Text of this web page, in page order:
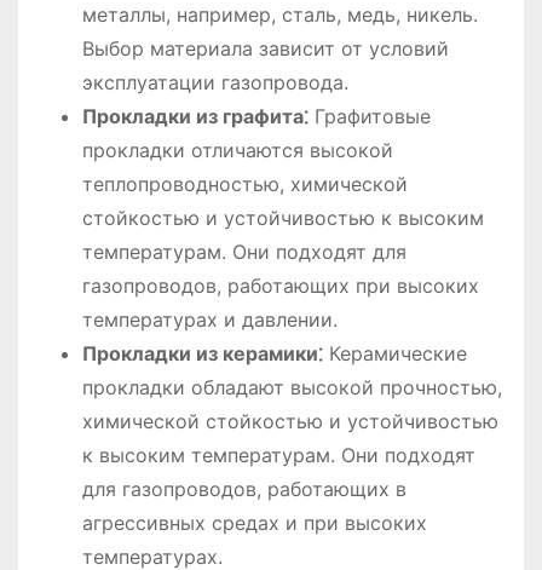
металлы, например, сталь, медь, никель.
Выбор материала зависит от условий
эксплуатации газопровода.
Прокладки из графита⁚Графитовые
прокладки отличаются высокой
теплопроводностью, химической
стойкостью и устойчивостью к высоким
температурам. Они подходят для
газопроводов, работающих при высоких
температурах и давлении.
Прокладки из керамики⁚Керамические
прокладки обладают высокой прочностью,
химической стойкостью и устойчивостью
к высоким температурам. Они подходят
для газопроводов, работающих в
агрессивных средах и при высоких
температурах.